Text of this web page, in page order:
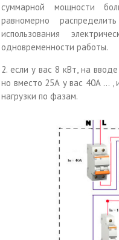
суммарной мощности
равномерно
использования
одновременности работы.
2. если у вас 8 кВт, на
но вместо 25А у вас 40А … ,
нагрузки по фазам.